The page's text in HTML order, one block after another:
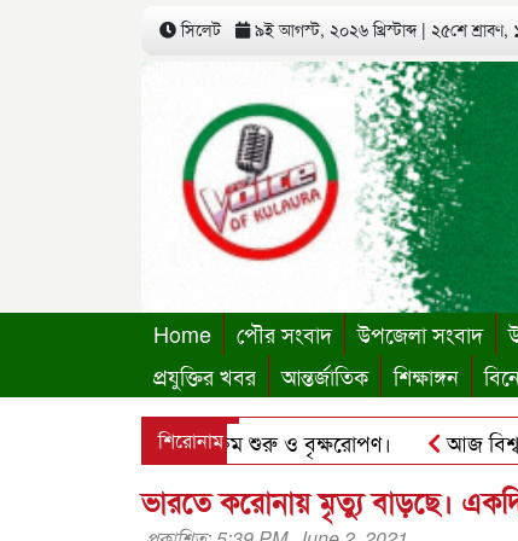
সিলেট ৯ই আগস্ট, ২০২৬ খ্রিস্টাব্দ | ২৫শে শ্রাবণ,
Home পৌর সংবাদ উপজেলা সংবাদ
প্রযুক্তির খবর
আন্তর্জাতিক শিক্ষাঙ্গন
শিরোনাম
কার্যালয়ের কার্যক্রম শুরু ও বৃক্ষরোপণ। আজ বিশ্ব বন্ধু
ভারতে করোনায় মৃত্যু বাড়ছে।